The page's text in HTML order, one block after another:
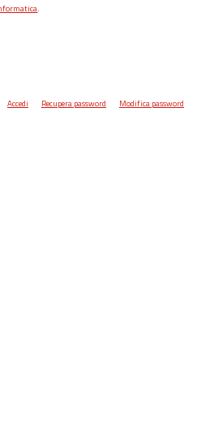
.
Accedi Recupera password Modifica password